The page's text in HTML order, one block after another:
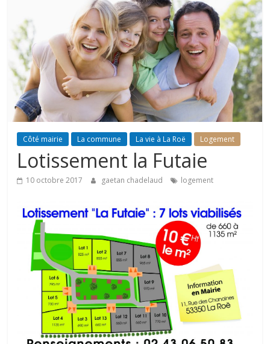
Côté mairie La commune La vie à La Roë Logement
Lotissement la Futaie
10 octobre 2017 gaetan chadelaud logement